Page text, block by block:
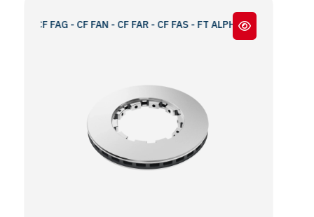
FAG - CF FAN - CF FAR - CF FAS - FT ALPHA SERIES